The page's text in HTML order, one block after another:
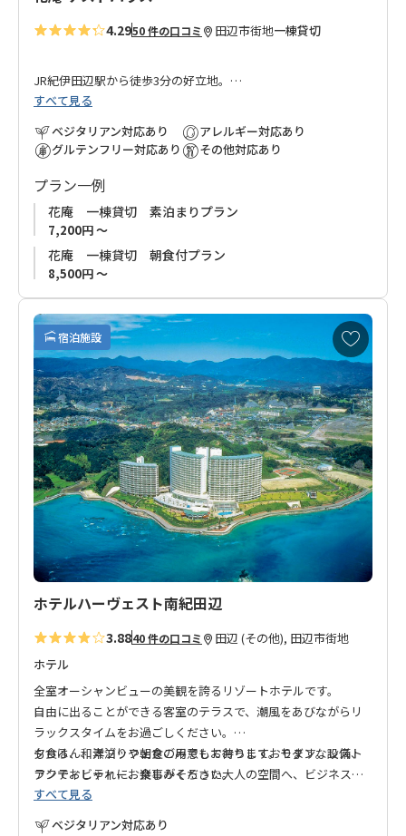
4.2950 件の口コミ 田辺市街地一棟貸切
JR紀伊田辺駅から徒歩3分の好立地。
隣接する「 ホテル花屋 」が運営する一棟貸切のお宿です。
元々旅館だった木造2階建ての建物をゲストハウスとしてリノベ
ーションしました。
お部屋は4.5畳の二間続きの和室。お友達同士やファミリーにオ
ススメ！
まわりは味自慢の寿司・割烹・居酒屋、200軒以上の飲食店が並
夕食付プランをお申込みいただき、お宿提供の国産牛ステーキ
を召し上がっていただくのも良し、味光路で和歌山の旬の食材
をお楽しみいただくのも良し。
みなさまのお越しを心よりお待ちしております。
すべて見る
ベジタリアン対応あり
グルテンフリー対応あり
アレルギー対応あり
その他対応あり
プラン一例
花庵 一棟貸切 素泊まりプラン
7,200円 ～
花庵 一棟貸切 朝食付プラン
8,500円 ～
宿泊施設
お
気
に
入
り
に
追
加
ホテルハーヴェスト南紀田辺
3.8840 件の口コミ
田辺 (その他), 田辺市街地
ホテル
全室オーシャンビューの美観を誇るリゾートホテルです。
自由に出ることができる客室のテラスで、潮風をあびながらリ
ラックスタイムをお過ごしください。
夕食は、和洋ブッフェをご用意しております。モダンなレスト
ランでおしゃれにお楽しみください。
もちろん、素泊りや朝食のみでもお待ちしております。設備、
アクティビティー、食事がそろった大人の空間へ、ビジネス、
白浜観光、熊野古道の拠点としてもぜひご利用ください。
すべて見る
ベジタリアン対応あり